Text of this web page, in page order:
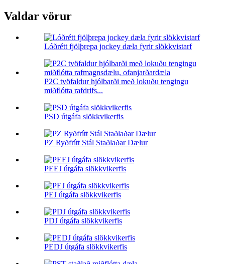
Valdar vörur
Lóðrétt fjölþrepa jockey dæla fyrir slökkvistarf
P2C tvöfaldur hjólbarði með lokuðu tengingu
miðflótta rafdrifs...
PSD útgáfa slökkvikerfis
PZ Ryðfrítt Stál Staðlaðar Dælur
PEEJ útgáfa slökkvikerfis
PEJ útgáfa slökkvikerfis
PDJ útgáfa slökkvikerfis
PEDJ útgáfa slökkvikerfis